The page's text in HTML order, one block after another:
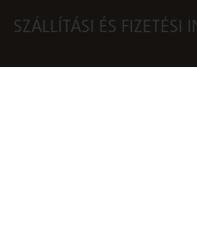
SZÁLLÍTÁSI ÉS FIZETÉSI